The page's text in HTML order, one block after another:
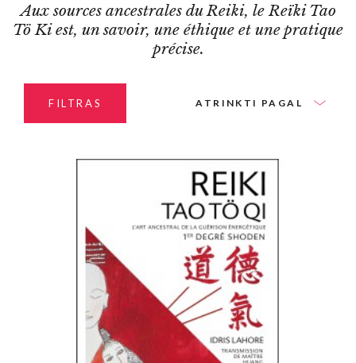
Aux sources ancestrales du Reiki, le Reïki Tao
Tö Ki est, un savoir, une éthique et une pratique
précise.
FILTRAS ATRINKTI PAGAL